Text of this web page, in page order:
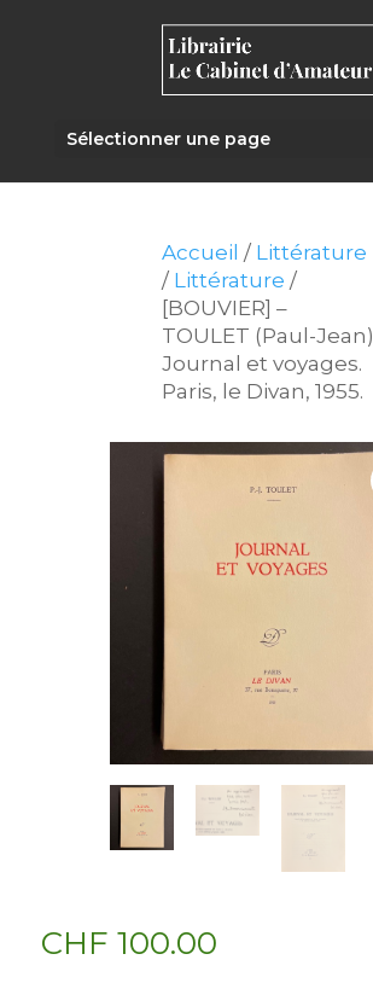
Sélectionner une page
Accueil / Littérature
/ Littérature /
[BOUVIER] –
TOULET (Paul-Jean)
Journal et voyages.
Paris, le Divan, 1955.
CHF 100.00